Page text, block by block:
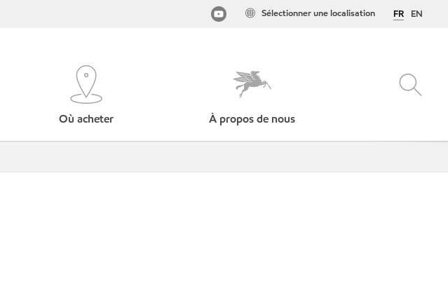
FR EN
Sélectionner une localisation
Où acheter À propos de nous